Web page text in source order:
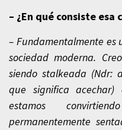
– ¿En qué consiste esa
– Fundamentalmente
sociedad moderna.
siendo stalkeada (Ndr:
que significa
estamos
permanentemente